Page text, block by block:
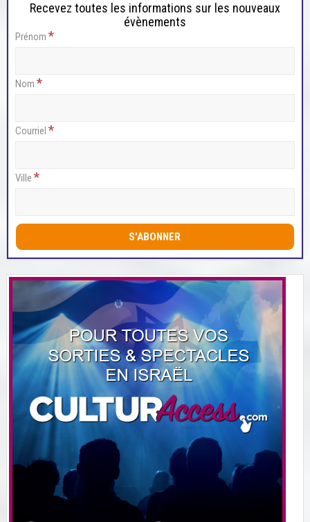
Recevez toutes les informations sur les nouveaux
évènements
Prénom *
Nom *
Courriel *
Ville *